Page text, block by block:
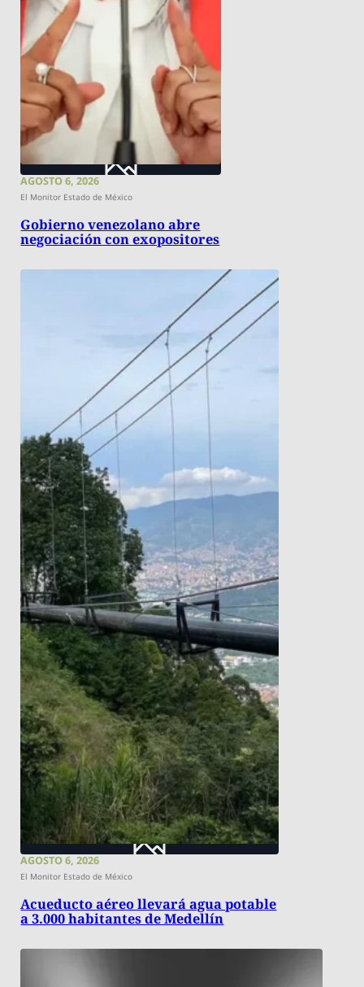
AGOSTO 6, 2026
El Monitor Estado de México
Gobierno venezolano abre
negociación con exopositores
AGOSTO 6, 2026
El Monitor Estado de México
Acueducto aéreo llevará agua potable
a 3.000 habitantes de Medellín